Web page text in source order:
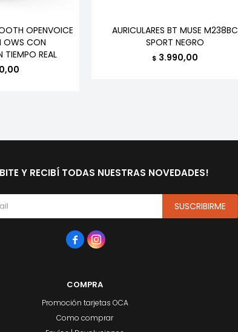
OPENVOICE
OWS CON
TIEMPO REAL
AURICULARES BT MUSE M238BC
SPORT NEGRO
$ 3.990,00
COMPRA
Promoción tarjetas OCA
Como comprar
Y RECIBÍ TODAS NUESTRAS NOVEDADES!
SUSCRIBIRME
 